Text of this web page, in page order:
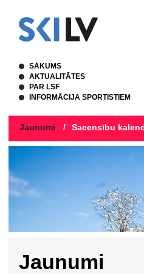
SĀKUMS
AKTUALITĀTES
PAR LSF
INFORMĀCIJA SPORTISTIEM
Jaunumi / Sacensību
Jaunumi